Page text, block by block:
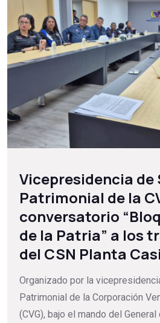
Vicepresidencia de
Patrimonial de la
conversatorio
de la Patria” a los
del CSN Planta
Organizado por la
Patrimonial de la Corporación
(CVG), bajo el mando del